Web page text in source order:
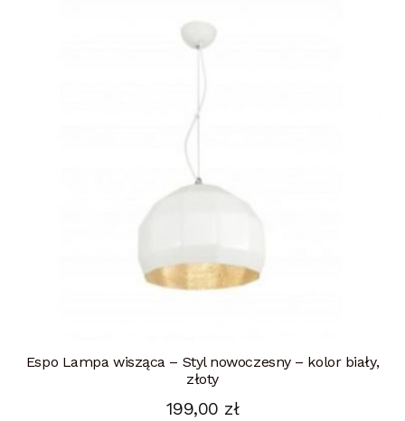
Espo Lampa wisząca – Styl nowoczesny – kolor biały,
złoty
199,00 zł